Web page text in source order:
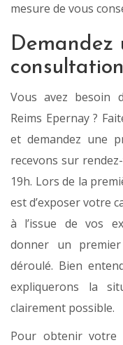
mesure de vous
Demandez
consultation
Vous avez besoin
Reims Epernay ?
et demandez une
recevons sur
19h. Lors de la
est d’exposer votre
à l’issue de vos
donner un
déroulé. Bien
expliquerons la
clairement possible.
Pour obtenir votre